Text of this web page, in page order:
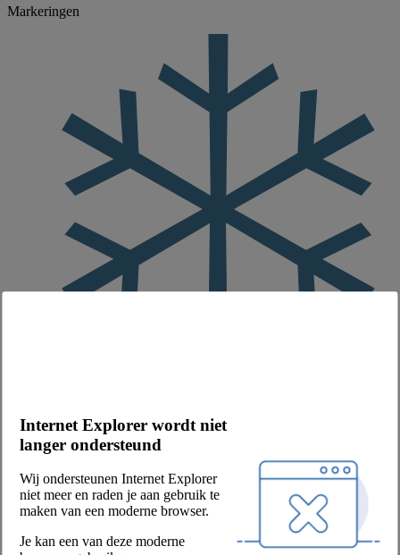
Internet Explorer wordt niet
langer ondersteund
Wij ondersteunen Internet Explorer
niet meer en raden je aan gebruik te
maken van een moderne browser.
Je kan een van deze moderne
Markeringen
Merk
Ad van Geloven
Productbeschrijving
De Ad van Geloven 10% Draadjesvleeskroket heeft een zachte en
smeuïge ragout en is voorzien van een krokante, goudbruine korst.
Een heerlijke hartige snack bij de maaltijd of bij de borrel.